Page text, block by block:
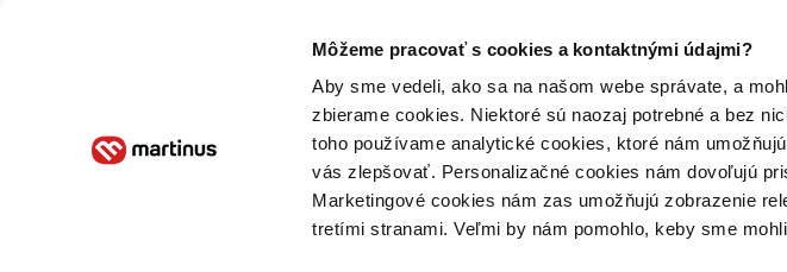
Môžeme pracovať s cookies a kontaktnými údajmi?
Aby sme vedeli, ako sa na našom webe správate, a
zbierame cookies. Niektoré sú naozaj potrebné a bez
toho používame analytické cookies, ktoré nám
vás zlepšovať. Personalizačné cookies nám dovoľujú
Marketingové cookies nám zas umožňujú zobrazenie
tretími stranami. Veľmi by nám pomohlo, keby sme
Poukážky Kontakt